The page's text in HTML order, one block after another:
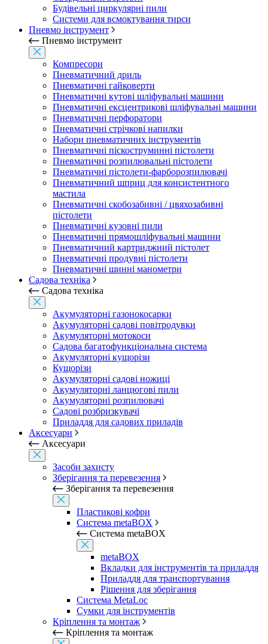
Будівельні циркулярні пили
Системи для всмоктування тирси
Пневмо інструмент
Пневмо інструмент
Компресори
Пневматичний дриль
Пневматичні гайковерти
Пневматичні кутові шліфувальні машини
Пневматичні ексцентрикові шліфувальні машини
Пневматичні перфоратори
Пневматичні стрічкові напилки
Набори пневматичних інструментів
Пневматичні піскоструминні пістолети
Пневматичні розпилювальні пістолети
Пневматичні пістолети-фарборозпилювачі
Пневматичний шприц для консистентного
мастила
Пневматичні скобозабивні / цвяхозабивні
пістолети
Пневматичні кузовні пили
Пневматичні прямошліфувальні машини
Пневматичний картриджний пістолет
Пневматичні продувні пістолети
Пневматичні шинні манометри
Садова техніка
Садова техніка
Акумуляторні газонокосарки
Акумуляторні садові повітродувки
Акумуляторні мотокоси
Садова багатофункціональна система
Акумуляторні кущорізи
Кущорізи
Акумуляторні садові ножиці
Акумуляторні ланцюгові пили
Акумуляторні розпилювачі
Садові розбризкувачі
Приладдя для садових приладів
Аксесуари
Аксесуари
Засоби захисту
Зберігання та перевезення
Зберігання та перевезення
Пластикові кофри
Система metaBOX
Система metaBOX
metaBOX
Вкладки для інструментів та приладдя
Приладдя для транспортування
Рішення для зберігання
Система MetaLoc
Сумки для інструментів
Кріплення та монтаж
Кріплення та монтаж